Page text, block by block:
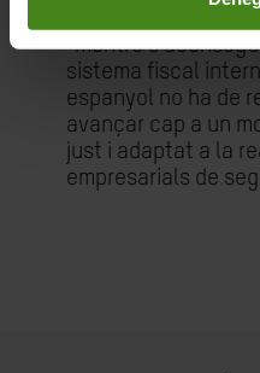
"mentre
sistema fiscal
espanyol no ha de
avançar cap a un
just i adaptat a la
empresarials de